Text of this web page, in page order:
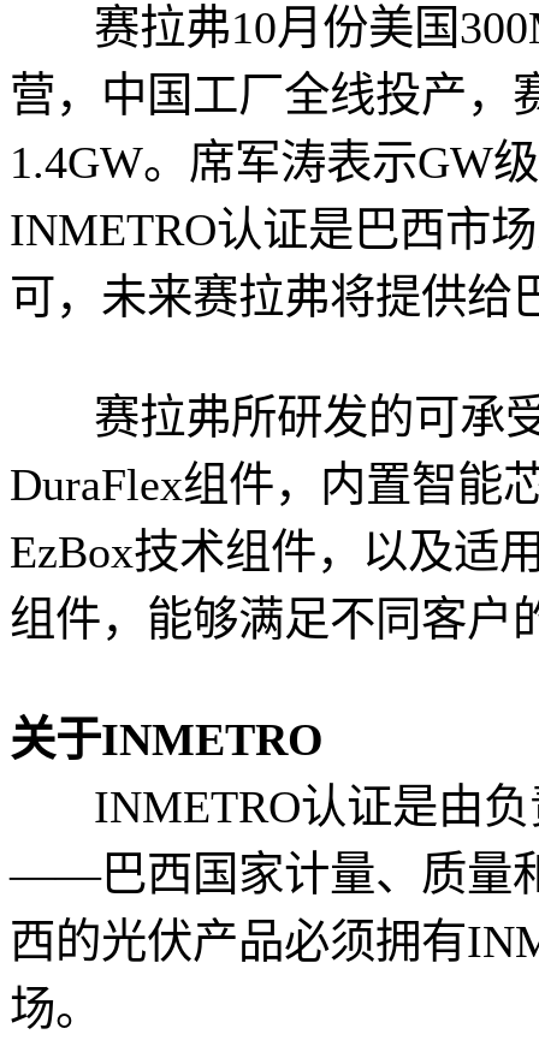
赛拉弗10月份美国
营，中国工厂全线投产，
1.4GW。席军涛表示GW
INMETRO认证是巴西市
可，未来赛拉弗将提供给
赛拉弗所研发的可承受
DuraFlex组件，内置智能
EzBox技术组件，以及适
组件，能够满足不同客户
关于INMETRO
INMETRO认证是由负
——巴西国家计量、质量
西的光伏产品必须拥有
场。